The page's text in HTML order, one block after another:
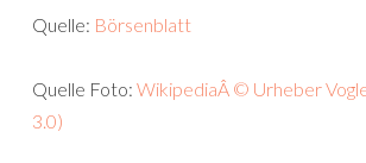
Quelle: Börsenblatt
Quelle Foto: WikipediaÂ © Urheber
3.0)